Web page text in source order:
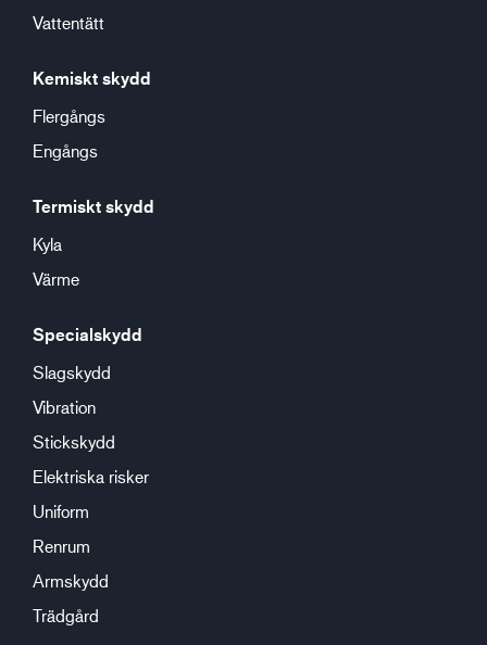
Vattentätt
Kemiskt skydd
Flergångs
Engångs
Termiskt skydd
Kyla
Värme
Specialskydd
Slagskydd
Vibration
Stickskydd
Elektriska risker
Uniform
Renrum
Armskydd
Trädgård